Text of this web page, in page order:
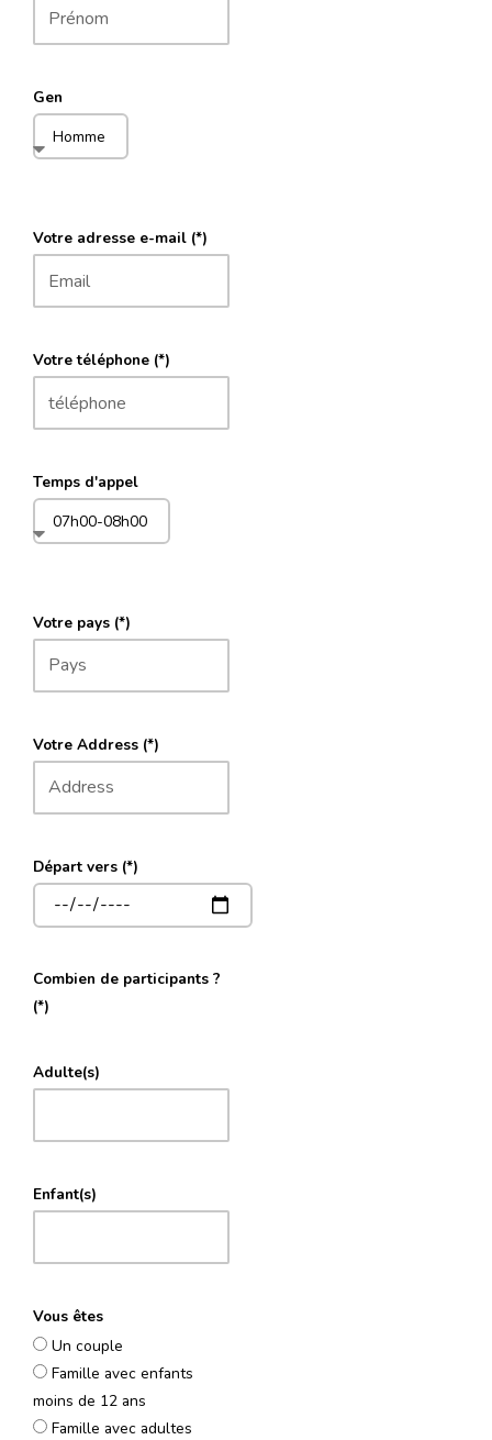
Gen
Votre adresse e-mail (*)
Votre téléphone (*)
Temps d'appel
Votre pays (*)
Votre Address (*)
Départ vers (*)
Combien de participants ?
(*)
Adulte(s)
Enfant(s)
Vous êtes
Un couple
Famille avec enfants
moins de 12 ans
Famille avec adultes